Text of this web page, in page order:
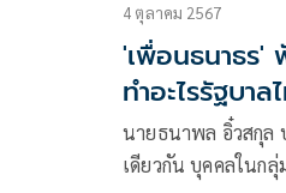
4 ตุลาคม 2567
'เพื่อนธนาธร
ทำอะไรรัฐบา
นายธนาพล อิ๋วสกุล
เดียวกัน บุคคลในกลุ่